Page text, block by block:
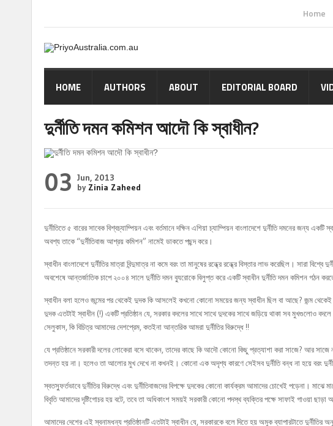
Home
HOME AUTHORS ABOUT EDITORIAL BOARD
দুর্নীতি দমন কমি শন আদৌ কি স্বাধী ন?
03 Jun, 2013
by Zinia Zaheed
দুর্নীতিতে ৫ বারের সাবেক বিশ্বচ্যাম্পিয়ন এবং বর্তমানে দক্ষিন এশিয়া চ্যাম্পিয়ন বাংলাদেশে দুর্নীতি দমনের জন্য
অবশ্য তাকে “দুর্নীতিবাজ আশ্রয় কমিশন” নামেই ডাকতে পছন্দ করে।
স্বাধীন বাংলাদেশে দুর্নীতির মাত্রা বিন্দুমাত্র না কমে বরং তা মানুষের রন্ধ্রে রন্ধ্রে বিস্তার লাভ করেছিল। সারা
অবশেষে আন্তর্জাতিক চাপে ২০০৪ সালে দুর্নীতি দমন ব্যুরোকে বিলুপ্ত করে একটি স্বাধীন দুর্নীতি দমন কমিশন গঠন
স্বাধীন বলা হলেও জন্মের পর থেকেই দুদক কি আসলেই কখনো কোনো সময়ের জন্য স্বাধীন ছিল বা আছে? জন্ম
দুদক এতটাই স্বাধীন (!) একটি প্রতিষ্ঠান যে, সরকার বদলের সাথে সাথে দুদকের সাথে জড়িয়ে থাকা সব মুখগুলোও
সেলুকাস, কি বিচিত্র আমাদের দেশপ্রেম, কতইনা আন্তরিক আমরা দুর্নীতির বিরুদ্ধে !!
যে প্রতিষ্ঠানে সরকারী দলের লোকেরা বসে থাকেন, তাদের কাছে কি আদৌ কোনো কিছু প্রত্যাশা করা সাজে? আর
তদন্ত হয় না। হলেও তা আলোর মুখ দেখে না কখনই। কোনো এক অদৃশ্য কারণে সেইসব দুর্নীতি বন্ধ না হয়ে বরং
স্বতস্ফুর্তভাবে দুর্নীতির বিরুদ্ধে এবং দুর্নীতিবাজদের বিপক্ষে দুদকের কোনো কার্যক্রম আমাদের চোখেই পড়েনা। মাঝে
বিবৃতি আমাদের দৃষ্টিগোচর হয় বটে, তবে তা অধিকাংশ সময়ই সরকারী কোনো পদস্থ ব্যক্তির পক্ষে সাফাই গাওয়া
আমাদের দেশের এই স্বনামধন্য প্রতিষ্ঠানটি এতটাই স্বাধীন যে, সরকারকে বলে দিতে হয় অমুক ব্যাপারটাতে